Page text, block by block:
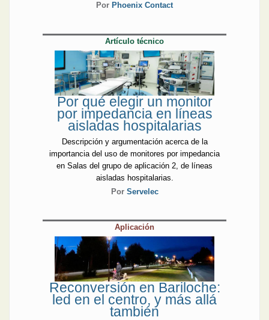
Por Phoenix Contact
Artículo técnico
Por qué elegir un monitor
por impedancia en líneas
aisladas hospitalarias
Descripción y argumentación acerca de la
importancia del uso de monitores por impedancia
en Salas del grupo de aplicación 2, de líneas
aisladas hospitalarias.
Por Servelec
Aplicación
Reconversión en Bariloche:
led en el centro, y más allá
también